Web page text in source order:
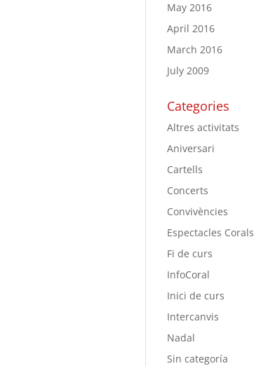
May 2016
April 2016
March 2016
July 2009
Categories
Altres activitats
Aniversari
Cartells
Concerts
Convivències
Espectacles Corals
Fi de curs
InfoCoral
Inici de curs
Intercanvis
Nadal
Sin categoría